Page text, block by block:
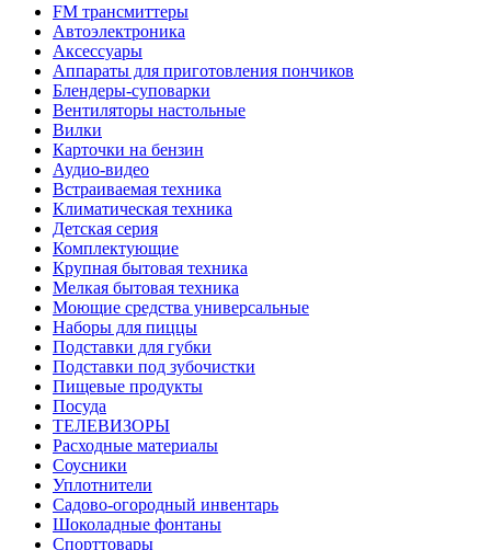
FM трансмиттеры
Автоэлектроника
Аксессуары
Аппараты для приготовления пончиков
Блендеры-суповарки
Вентиляторы настольные
Вилки
Карточки на бензин
Аудио-видео
Встраиваемая техника
Климатическая техника
Детская серия
Комплектующие
Крупная бытовая техника
Мелкая бытовая техника
Моющие средства универсальные
Наборы для пиццы
Подставки для губки
Подставки под зубочистки
Пищевые продукты
Посуда
ТЕЛЕВИЗОРЫ
Расходные материалы
Соусники
Уплотнители
Садово-огородный инвентарь
Шоколадные фонтаны
Спорттовары